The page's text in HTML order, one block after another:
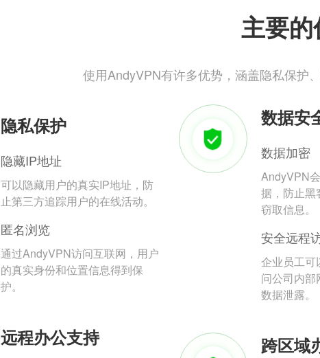
主要
使用AndyVPN有许多优势，涵盖隐私保护
隐私保护
隐藏IP地址
可以隐藏用户的真实IP地址，防
止第三方追踪用户的在线活动。
匿名浏览
通过AndyVPN访问互联网，用户
的真实身份和位置信息得到保
护。
数据安
数据加密
AndyVPN
据，防止黑
窃取信息。
安全远程
企业员工
问公司内
数据泄露。
远程办公支持 跨区域